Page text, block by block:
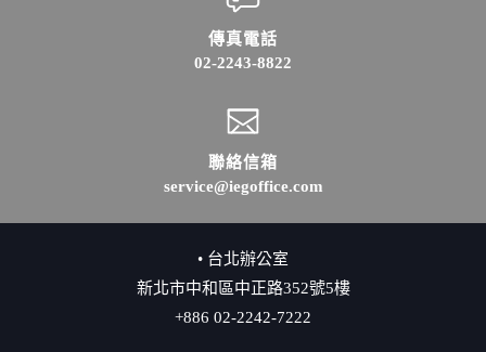
傳真電話
02-2243-8822
聯絡信箱
service@iegoffice.com
• 台北辦公室
新北市中和區中正路352號5樓
+886 02-2242-7222